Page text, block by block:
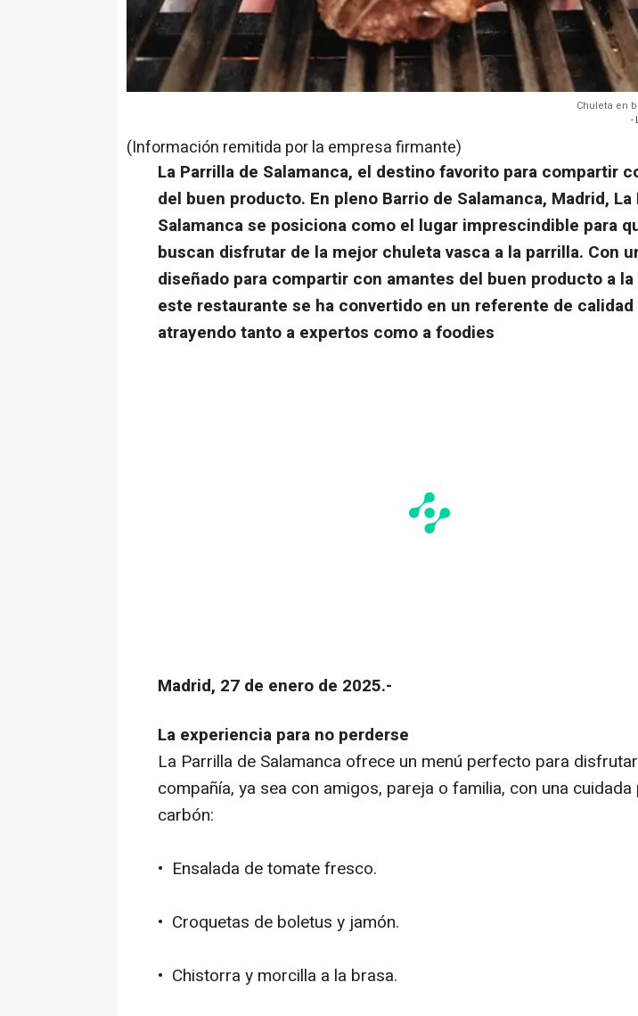
Chuleta en
-
(Información remitida por la empresa firmante)
La Parrilla de Salamanca, el destino favorito para compartir
del buen producto. En pleno Barrio de Salamanca, Madrid, La
Salamanca se posiciona como el lugar imprescindible para
buscan disfrutar de la mejor chuleta vasca a la parrilla. Con
diseñado para compartir con amantes del buen producto a
este restaurante se ha convertido en un referente de calidad
atrayendo tanto a expertos como a foodies
Madrid, 27 de enero de 2025.-
La experiencia para no perderse
La Parrilla de Salamanca ofrece un menú perfecto para
compañía, ya sea con amigos, pareja o familia, con una
carbón:
• Ensalada de tomate fresco.
• Croquetas de boletus y jamón.
• Chistorra y morcilla a la brasa.